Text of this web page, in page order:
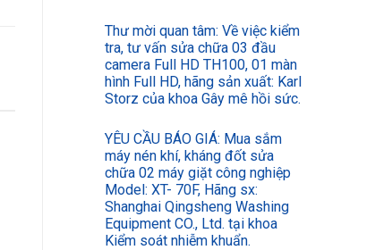
Thư mời quan tâm: Về việc kiểm
tra, tư vấn sửa chữa 03 đầu
camera Full HD TH100, 01 màn
hình Full HD, hãng sản xuất: Karl
Storz của khoa Gây mê hồi sức.
YÊU CẦU BÁO GIÁ: Mua sắm
máy nén khí, kháng đốt sửa
chữa 02 máy giặt công nghiệp
Model: XT- 70F, Hãng sx:
Shanghai Qingsheng Washing
Equipment CO., Ltd. tại khoa
Kiểm soát nhiễm khuẩn.